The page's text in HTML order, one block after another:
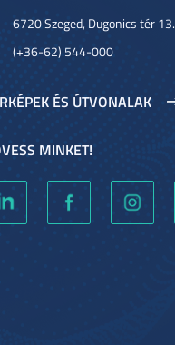
6720 Szeged, Dugonics tér 13.
(+36-62) 544-000
ÉS ÚTVONALAK
MINKET!